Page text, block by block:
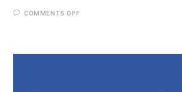
COMMENTS OFF